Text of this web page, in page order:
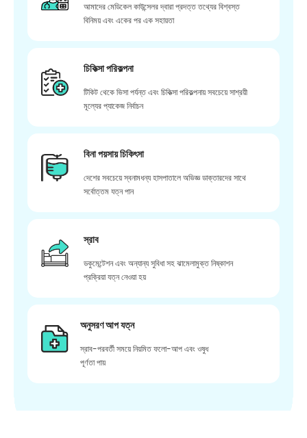
আমাদের মেডিকেল কাউন্সেলর দ্বারা প্রদত্ত তথ্যের বিশ্বস্ত
বিনিময় এবং একের পর এক সহায়তা
চিকিত্সা পরিকল্পনা
টিকিট থেকে ভিসা পর্যন্ত এবং চিকিত্সা পরিকল্পনায় সবচেয়ে সাশ্রয়ী
মূল্যের প্যাকেজ নির্বাচন
বিনা পয়সায় চিকিৎসা
দেশের সবচেয়ে স্বনামধন্য হাসপাতালে অভিজ্ঞ ডাক্তারদের সাথে
সর্বোত্তম যত্ন পান
স্রাব
ডকুমেন্টেশন এবং অন্যান্য সুবিধা সহ ঝামেলামুক্ত নিষ্কাশন
প্রক্রিয়া যত্ন নেওয়া হয়
অনুসরণ আপ যত্ন
স্রাব-পরবর্তী সময়ে নিয়মিত ফলো-আপ এবং ওষুধ
পূর্ণতা পায়